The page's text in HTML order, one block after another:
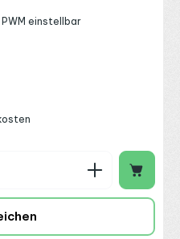
einstellbar
gewünschten Wert